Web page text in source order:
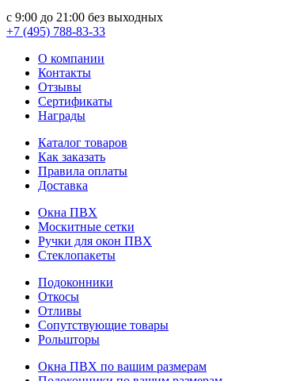
с 9:00 до 21:00 без выходных
+7 (495) 788-83-33
О компании
Контакты
Отзывы
Сертификаты
Награды
Каталог товаров
Как заказать
Правила оплаты
Доставка
Окна ПВХ
Москитные сетки
Ручки для окон ПВХ
Стеклопакеты
Подоконники
Откосы
Отливы
Сопутствующие товары
Рольшторы
Окна ПВХ по вашим размерам